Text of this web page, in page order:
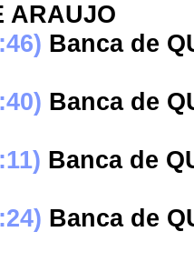
ARAUJO
Banca de
Banca de
Banca de
Banca de